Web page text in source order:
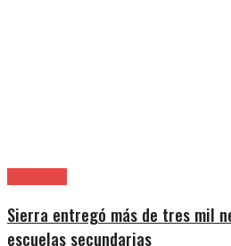
Sierra entregó más de tres mil
escuelas secundarias